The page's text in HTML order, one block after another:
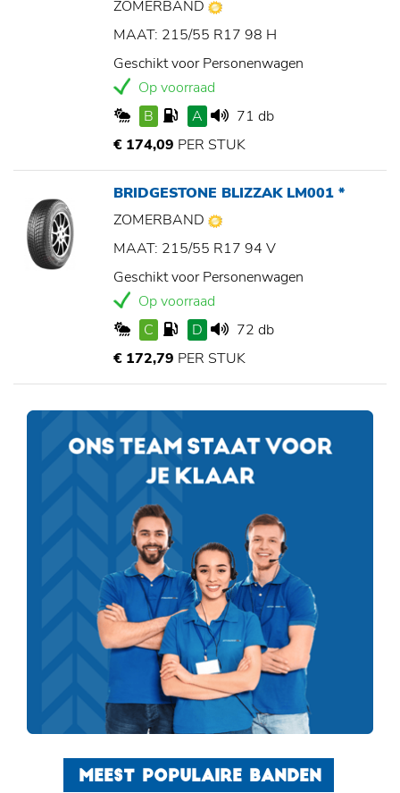
ZOMERBAND
MAAT: 215/55 R17 98 H
Geschikt voor Personenwagen
Op voorraad
B
A
71 db
€ 174,09 PER STUK
BRIDGESTONE BLIZZAK LM001 *
ZOMERBAND
MAAT: 215/55 R17 94 V
Geschikt voor Personenwagen
Op voorraad
C
D
72 db
€ 172,79 PER STUK
MEEST POPULAIRE BANDEN